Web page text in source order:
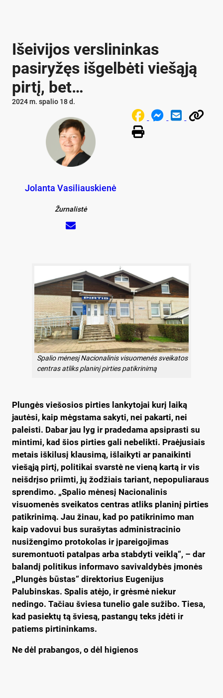
Išeivijos verslininkas
pasiryžęs išgelbėti viešąją
pirtį, bet…
2024 m. spalio 18 d.
Jolanta Vasiliauskienė
Žurnalistė
Spalio mėnesį Nacionalinis visuomenės sveikatos
centras atliks planinį pirties patikrinimą
Plungės viešosios pirties lankytojai kurį laiką
jautėsi, kaip mėgstama sakyti, nei pakarti, nei
paleisti. Dabar jau lyg ir pradedama apsiprasti su
mintimi, kad šios pirties gali nebelikti. Praėjusiais
metais iškilusį klausimą, išlaikyti ar panaikinti
viešąją pirtį, politikai svarstė ne vieną kartą ir vis
neišdrįso priimti, jų žodžiais tariant, nepopuliaraus
sprendimo. „Spalio mėnesį Nacionalinis
visuomenės sveikatos centras atliks planinį pirties
patikrinimą. Jau žinau, kad po patikrinimo man
kaip vadovui bus surašytas administracinio
nusižengimo protokolas ir įpareigojimas
suremontuoti patalpas arba stabdyti veiklą“, – dar
balandį politikus informavo savivaldybės įmonės
„Plungės būstas“ direktorius Eugenijus
Palubinskas. Spalis atėjo, ir grėsmė niekur
nedingo. Tačiau šviesa tunelio gale sužibo. Tiesa,
kad pasiektų tą šviesą, pastangų teks įdėti ir
patiems pirtininkams.
Ne dėl prabangos, o dėl higienos